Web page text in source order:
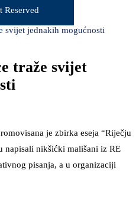
Reserved
svijet jednakih mogućnosti
traže svijet
je zbirka eseja “Riječju
napisali nikšićki mališani iz RE
pisanja, a u organizaciji